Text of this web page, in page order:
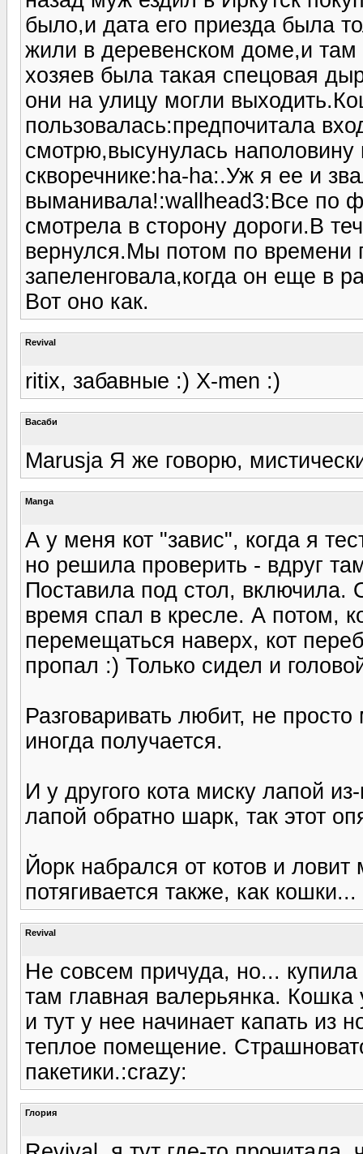
было,и дата его приезда была
жили в деревенском доме,и
хозяев была такая спецовая
они на улицу могли
пользовалась:предпочитала
смотрю,высунулась наполовину
скворечнике:ha-ha:.Уж я ее и
выманивала!:wallhead3:Все по
смотрела в сторону дороги.В
вернулся.Мы потом по времени
запеленговала,когда он еще в
Вот оно как.
Revival
ritix, забавные :) X-men :)
Васаби
Marusja Я же говорю,
Manga
А у меня кот "завис", когда я
но решила проверить - вдруг
Поставила под стол, включила.
время спал в кресле. А потом,
перемещаться наверх, кот
пропал :) Только сидел и
Разговаривать любит, не
иногда получается.
И у другого кота миску лапой
лапой обратно шарк, так этот
Йорк набрался от котов и
потягивается также, как
Revival
Не совсем причуда, но...
там главная валерьянка.
и тут у нее начинает капать из
теплое помещение.
пакетики.:crazy:
Глория